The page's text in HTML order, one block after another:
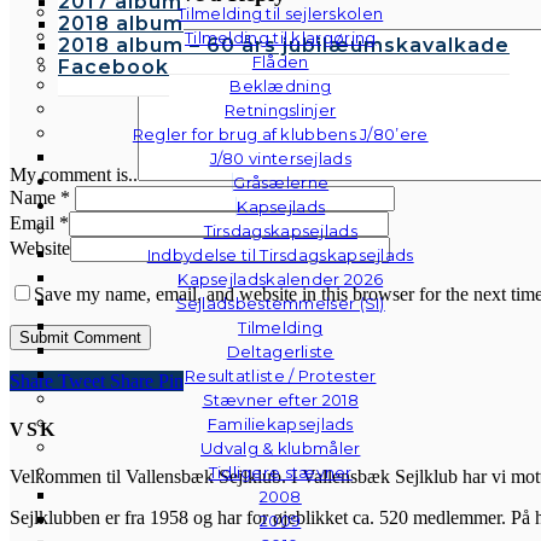
Tilmelding til sejlerskolen
Tilmelding til klargøring
Flåden
Beklædning
Retningslinjer
Regler for brug af klubbens J/80’ere
J/80 vintersejlads
Gråsælerne
Kapsejlads
Tirsdagskapsejlads
Indbydelse til Tirsdagskapsejlads
Kapsejladskalender 2026
Sejladsbestemmelser (SI)
Tilmelding
Deltagerliste
Resultatliste / Protester
Stævner efter 2018
Familiekapsejlads
Udvalg & klubmåler
Tidligere stævner
2008
2009
2018 album
2018 album – 60 års jubilæumskavalkade
Facebook
My comment is..
Name *
Email *
Website
Save my name, email, and website in this browser for the next
Share Tweet Share Pin
VSK
Velkommen til Vallensbæk Sejlklub. I Vallensbæk Sejlklub har vi
Sejlklubben er fra 1958 og har for øjeblikket ca. 520 medlemmer.